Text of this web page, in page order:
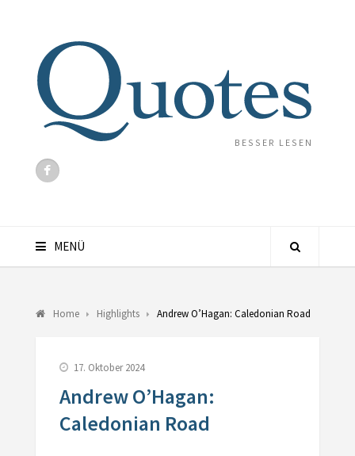
BESSER LESEN
MENÜ
Home Highlights Andrew O’Hagan: Caledonian Road
17. Oktober 2024
Andrew O’Hagan:
Caledonian Road